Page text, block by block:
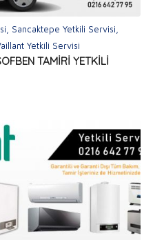
Sancaktepe Yetkili Servisi
Yetkili Servisi
TAMİRİ YETKİLİ